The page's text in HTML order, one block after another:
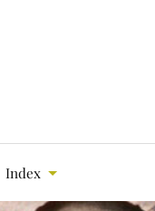
Index